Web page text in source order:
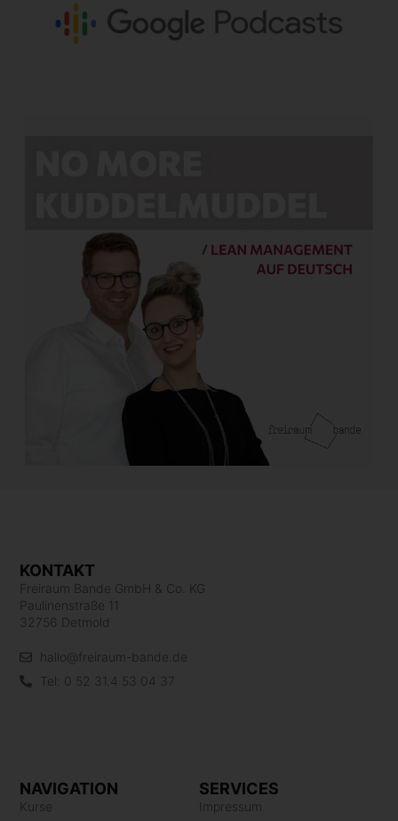
SERVICES
Impressum
NAVIGATION
Kurse
KONTAKT
Freiraum Bande GmbH & Co. KG
Paulinenstraße 11
32756 Detmold
hallo@freiraum-bande.de
Tel: 0 52 31.4 53 04 37